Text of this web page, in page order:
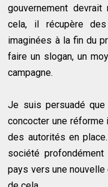
gouvernement
cela, il récupère
imaginées à la fin du
faire un slogan, un
campagne.
Je suis persuadé
concocter une
des autorités en
société
pays vers une nouvelle